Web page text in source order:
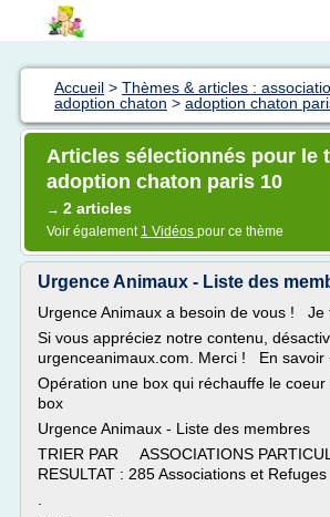
Accueil > Thèmes & articles :
adoption chaton > adoption chaton
Articles sélectionnés pour le
adoption chaton paris 10
→ 2 articles
Voir également 1 Vidéos pour ce thème
Urgence Animaux - Liste des
Urgence Animaux a besoin de vous ! Je
Si vous appréciez notre contenu,
urgenceanimaux.com. Merci ! En savoir
Opération une box qui réchauffe le
box
Urgence Animaux - Liste des membres
TRIER PAR ASSOCIATIONS
RESULTAT : 285 Associations et Refuges